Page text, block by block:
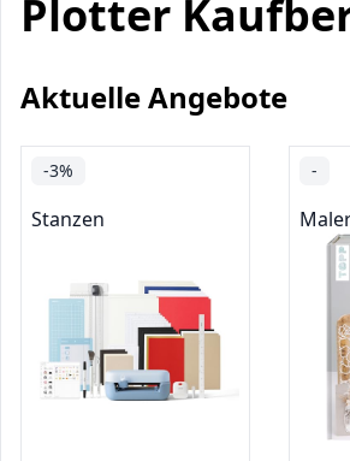
Plotter
Aktuelle Angebote
-3%
Stanzen
-